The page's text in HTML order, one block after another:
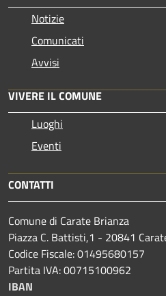
Notizie
Comunicati
Avvisi
VIVERE IL COMUNE
Luoghi
Eventi
CONTATTI
Comune di Carate Brianza
Piazza C. Battisti,1 - 20841
Codice Fiscale: 01495680157
Partita IVA: 00715100962
IBAN